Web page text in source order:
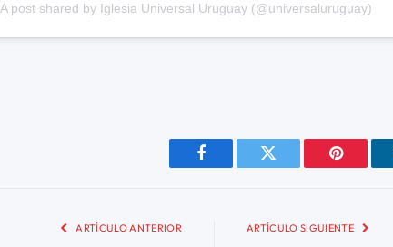
A post shared by Iglesia Universal Uruguay (@universaluruguay)
Facebook Twitter Pinterest
ARTÍCULO ANTERIOR ARTÍCULO SIGUIENTE